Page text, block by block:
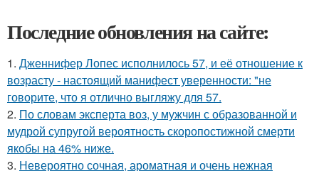
Последние обновления на сайте:
1. Дженнифер Лопес исполнилось 57, и её отношение к
возрасту - настоящий манифест уверенности: "не
говорите, что я отлично выгляжу для 57.
2. По словам эксперта воз, у мужчин с образованной и
мудрой супругой вероятность скоропостижной смерти
якобы на 46% ниже.
3. Невероятно сочная, ароматная и очень нежная